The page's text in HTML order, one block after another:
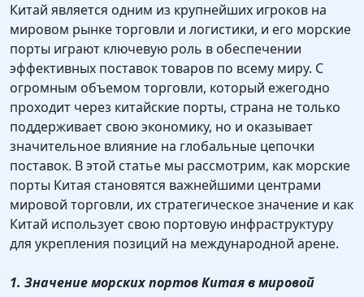
Китай является одним из крупнейших игроков на
мировом рынке торговли и логистики, и его морские
порты играют ключевую роль в обеспечении
эффективных поставок товаров по всему миру. С
огромным объемом торговли, который ежегодно
проходит через китайские порты, страна не только
поддерживает свою экономику, но и оказывает
значительное влияние на глобальные цепочки
поставок. В этой статье мы рассмотрим, как морские
порты Китая становятся важнейшими центрами
мировой торговли, их стратегическое значение и как
Китай использует свою портовую инфраструктуру
для укрепления позиций на международной арене.
1. Значение морских портов Китая в мировой